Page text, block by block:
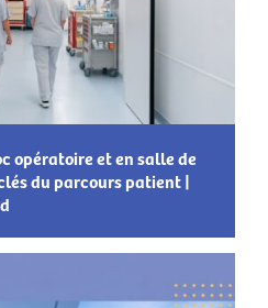
opératoire et en salle de
du parcours patient |